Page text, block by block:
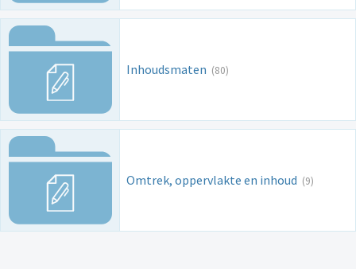
Inhoudsmaten (80)
Omtrek, oppervlakte en inhoud (9)